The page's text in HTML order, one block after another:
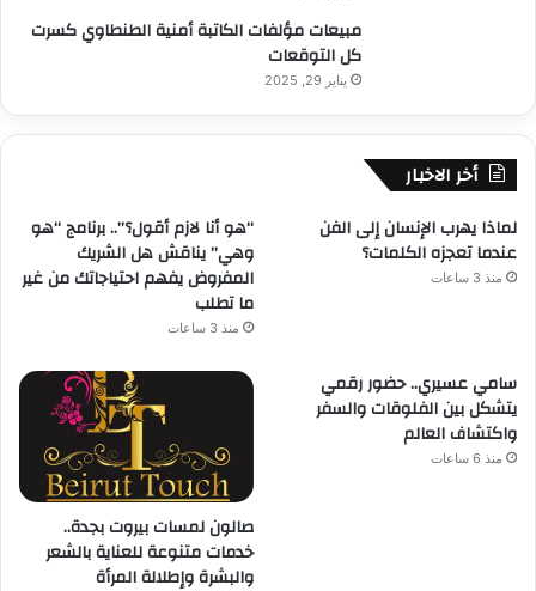
مبيعات مؤلفات الكاتبة أمنية الطنطاوي كسرت
كل التوقعات
يناير 29, 2025
أخر الاخبار
لماذا يهرب الإنسان إلى الفن
عندما تعجزه الكلمات؟
منذ 3 ساعات
“هو أنا لازم أقول؟”.. برنامج “هو
وهي” يناقش هل الشريك
المفروض يفهم احتياجاتك من غير
ما تطلب
منذ 3 ساعات
سامي عسيري.. حضور رقمي
يتشكل بين الفلوقات والسفر
واكتشاف العالم
منذ 6 ساعات
صالون لمسات بيروت بجدة..
خدمات متنوعة للعناية بالشعر
والبشرة وإطلالة المرأة